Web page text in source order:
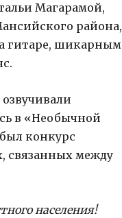
Магарамой,
района,
гитаре, шикарным
в «Необычной
конкурс
связанных между
населения!